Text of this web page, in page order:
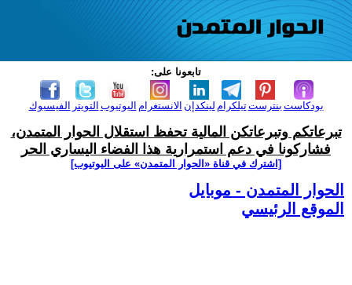
تابعونا على:
الفيسبوك التويتر اليوتيوب الانستغرام لينكدإن تيلكرامبنترست بودكاست
تبرعاتكم وتبرعاتكن المالية تحفظ استقلال الحوار المتمدن،
فشاركونا في دعم استمرارية هذا الفضاء اليساري الحر
[اشترك في قناة ‫«الحوار المتمدن» على اليوتيوب]
الحوار المتمدن - موبايل
الموقع الرئيسي